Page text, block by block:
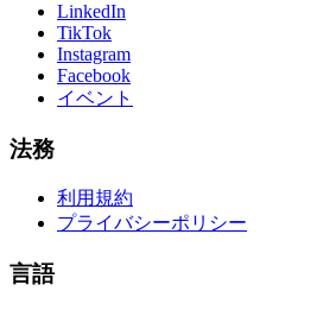
LinkedIn
TikTok
Instagram
Facebook
イベント
法務
利用規約
プライバシーポリシー
言語